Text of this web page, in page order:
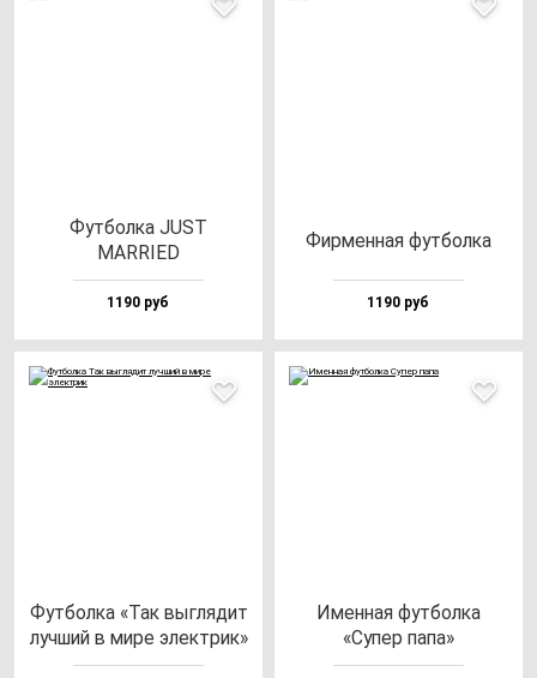
Фут­бол­ка JUST
MARRIED
1190 руб
Фир­мен­ная фут­бол­ка
1190 руб
Фут­бол­ка «Так выг­ля­дит
луч­ший в ми­ре элек­трик»
Имен­ная фут­бол­ка
«Супер па­па»